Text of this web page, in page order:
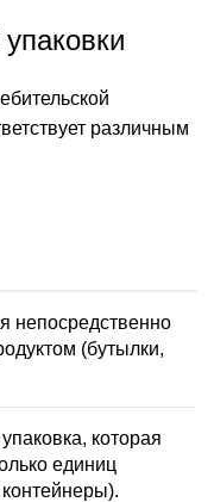
различным
непосредственно
(бутылки,
которая
единиц